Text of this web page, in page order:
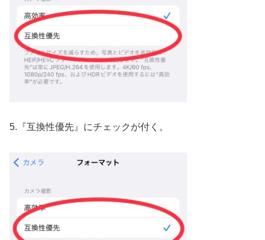
5.『互換性優先』にチェックが付く。